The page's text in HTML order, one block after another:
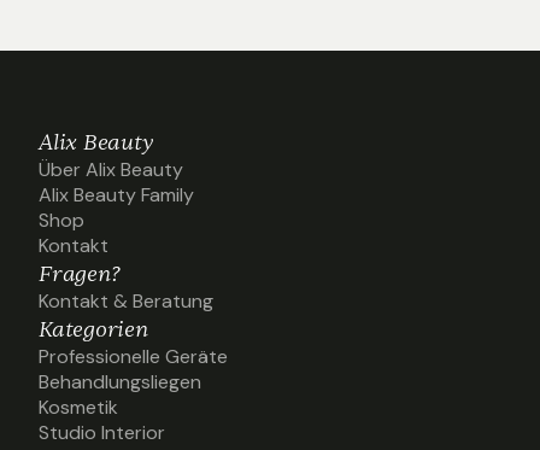
Alix Beauty
Über Alix Beauty
Über Alix Beauty
Alix Beauty Family
Alix Beauty Family
Shop
Shop
Kontakt
Kontakt
Fragen?
Kontakt & Beratung
Kontakt & Beratung
Kategorien
Professionelle Geräte
Professionelle Geräte
Behandlungsliegen
Behandlungsliegen
Kosmetik
Kosmetik
Studio Interior